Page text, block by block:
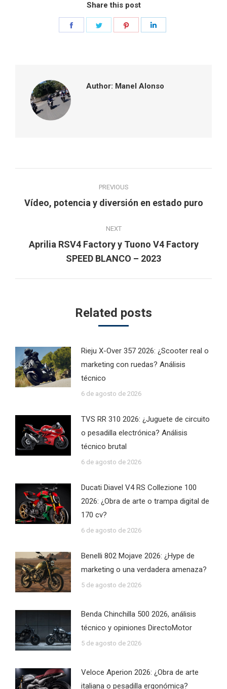
Share this post
Author: Manel Alonso
navigation
PREVIOUS
Previous
Vídeo, potencia y diversión en estado puro
NEXT
Next
post:
Aprilia RSV4 Factory y Tuono V4 Factory
SPEED BLANCO – 2023
Related posts
Rieju X-Over 357 2026: ¿Scooter real o
marketing con ruedas? Análisis
técnico
6 de agosto de 2026
TVS RR 310 2026: ¿Juguete de circuito
o pesadilla electrónica? Análisis
técnico brutal
6 de agosto de 2026
Ducati Diavel V4 RS Collezione 100
2026: ¿Obra de arte o trampa digital de
170 cv?
6 de agosto de 2026
Benelli 802 Mojave 2026: ¿Hype de
marketing o una verdadera amenaza?
5 de agosto de 2026
Benda Chinchilla 500 2026, análisis
técnico y opiniones DirectoMotor
5 de agosto de 2026
Veloce Aperion 2026: ¿Obra de arte
italiana o pesadilla ergonómica?